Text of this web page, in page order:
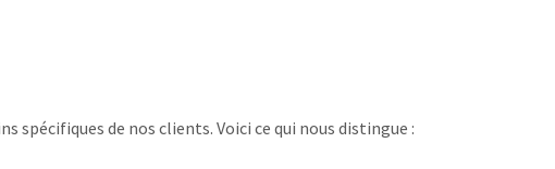
spécifiques de nos clients. Voici ce qui nous distingue :